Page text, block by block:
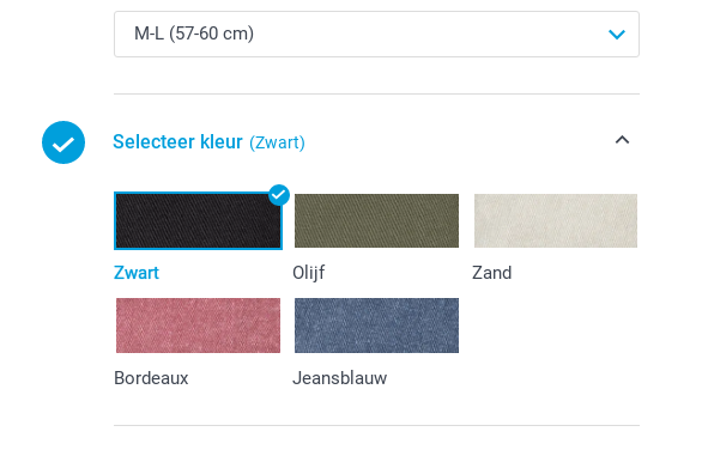
Selecteer kleur (Zwart)
Zwart Olijf Zand
Bordeaux Jeansblauw